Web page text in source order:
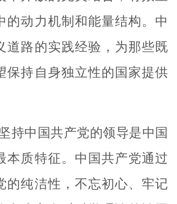
的动力机制和能量结构。中
道路的实践经验，为那些既
保持自身独立性的国家提供
中国共产党的领导是中国
本质特征。中国共产党通过
的纯洁性，不忘初心、牢记